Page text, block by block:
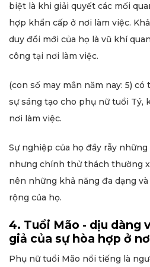
biệt là khi giải quyết các mối
hợp khẩn cấp ở nơi làm việc.
duy đổi mới của họ là vũ khí
công tại nơi làm việc.
(con số may mắn năm nay: 5)
sự sáng tạo cho phụ nữ tuổi Tý,
nơi làm việc.
Sự nghiệp của họ đầy rẫy
nhưng chính thử thách thường
nên những khả năng đa dạng
rộng của họ.
4. Tuổi Mão - dịu dàng
giả của sự hòa hợp ở
Phụ nữ tuổi Mão nổi tiếng là